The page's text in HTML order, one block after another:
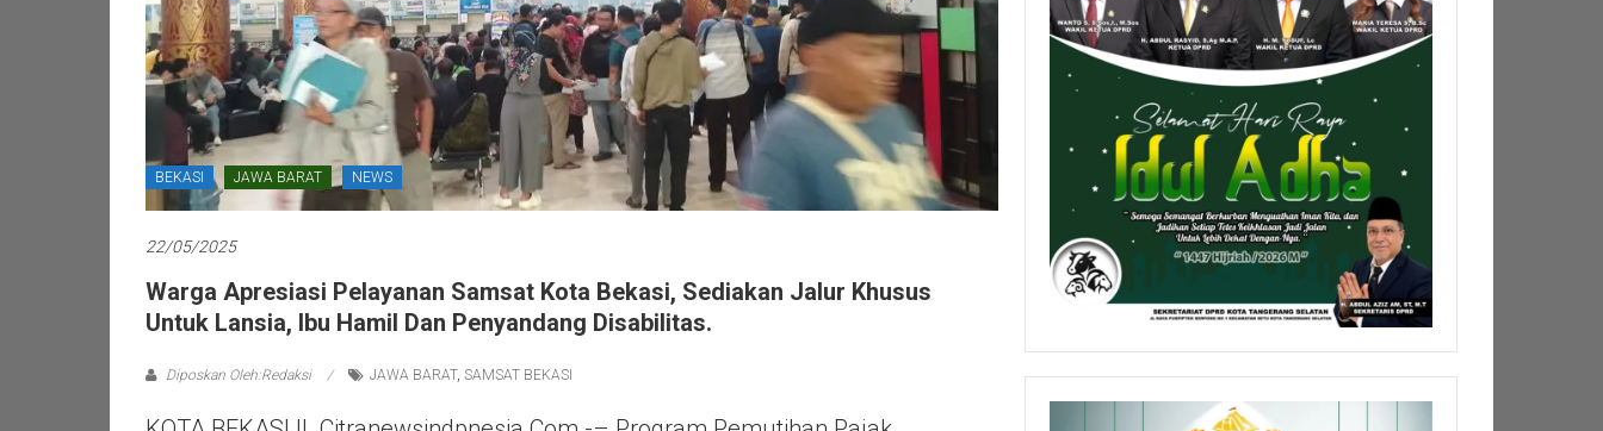
BEKASI JAWA BARAT NEWS
22/05/2025
Warga Apresiasi Pelayanan Samsat Kota Bekasi, Sediakan Jalur Khusus
Untuk Lansia, Ibu Hamil Dan Penyandang Disabilitas.
Diposkan Oleh:Redaksi JAWA BARAT, SAMSAT BEKASI